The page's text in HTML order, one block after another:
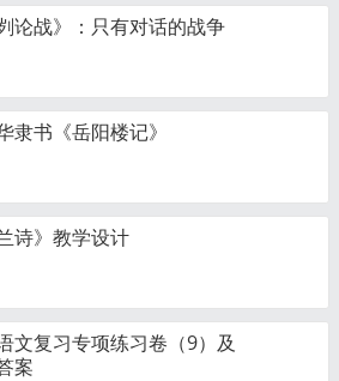
论战》：只有对话的战争
隶书《岳阳楼记》
诗》教学设计
文复习专项练习卷（9）及
案